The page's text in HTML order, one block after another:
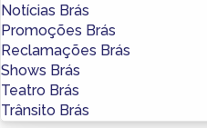
Notícias Brás
Promoções Brás
Reclamações Brás
Shows Brás
Teatro Brás
Trânsito Brás